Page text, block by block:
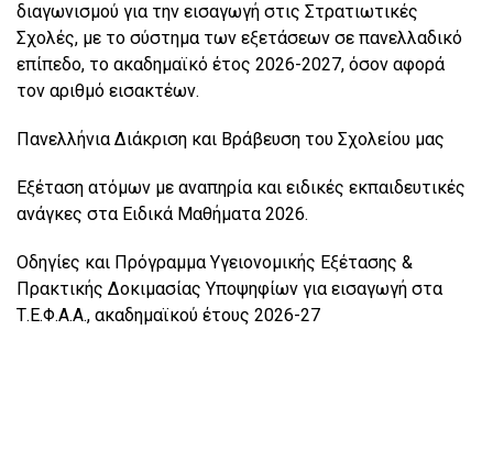
διαγωνισμού για την εισαγωγή στις Στρατιωτικές
Σχολές, με το σύστημα των εξετάσεων σε πανελλαδικό
επίπεδο, το ακαδημαϊκό έτος 2026-2027, όσον αφορά
τον αριθμό εισακτέων.
Πανελλήνια Διάκριση και Βράβευση του Σχολείου μας
Εξέταση ατόμων με αναπηρία και ειδικές εκπαιδευτικές
ανάγκες στα Ειδικά Μαθήματα 2026.
Οδηγίες και Πρόγραμμα Υγειονομικής Εξέτασης &
Πρακτικής Δοκιμασίας Υποψηφίων για εισαγωγή στα
Τ.Ε.Φ.Α.Α., ακαδημαϊκού έτους 2026-27